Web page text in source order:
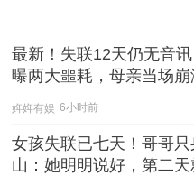
最新！失联12天仍无音
曝两大噩耗，母亲当场崩
姩姩有娱 6小时前
女孩失联已七天！哥哥
山：她明明说好，第二天